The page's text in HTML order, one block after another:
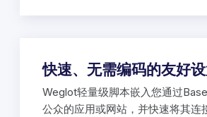
快速、无需编码的友好
Weglot轻量级脚本嵌入您通过
公众的应用或网站，并快速将其连